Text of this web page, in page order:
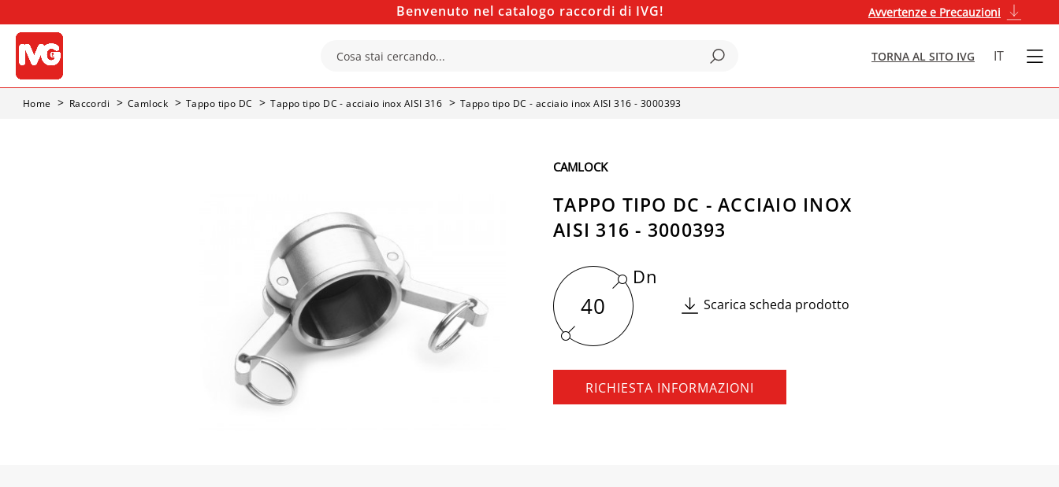
Benvenuto nel catalogo raccordi di IVG! Avvertenze e Precauzioni
TORNA AL SITO IVG IT
Home Raccordi Camlock Tappo tipo DC Tappo tipo DC - acciaio inox AISI 316 Tappo tipo DC - acciaio inox AISI 316 - 3000393
CAMLOCK
TAPPO TIPO DC - ACCIAIO INOX
AISI 316 - 3000393
40
Dn
Scarica scheda prodotto
RICHIESTA INFORMAZIONI